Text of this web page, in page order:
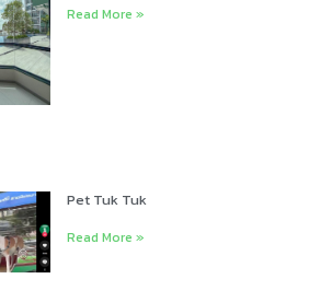
Read More »
Pet Tuk Tuk
Read More »